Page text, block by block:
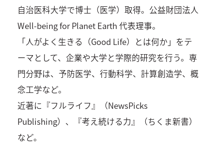
自治医科大学で博士（医学）取得。公益財団法人
Well-being for Planet Earth 代表理事。
「人がよく生きる（Good Life）とは何か」をテ
ーマとして、企業や大学と学際的研究を行う。専
門分野は、予防医学、行動科学、計算創造学、概
念工学など。
近著に『フルライフ』（NewsPicks
Publishing）、『考え続ける力』（ちくま新書）
など。